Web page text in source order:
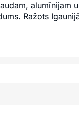
alumīnijam
Ražots